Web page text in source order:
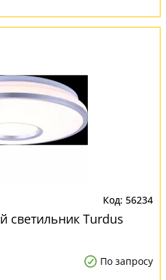
56234
светильник Turdus
По запросу